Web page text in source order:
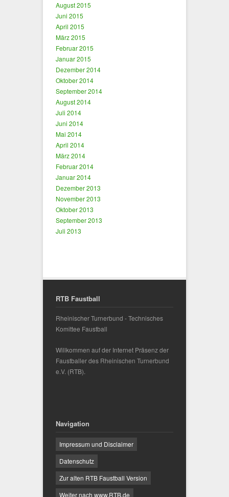
August 2015
Juni 2015
April 2015
März 2015
Februar 2015
Januar 2015
Dezember 2014
Oktober 2014
September 2014
August 2014
Juli 2014
Juni 2014
Mai 2014
April 2014
März 2014
Februar 2014
Januar 2014
Dezember 2013
November 2013
Oktober 2013
September 2013
Juli 2013
RTB Faustball
Rheinischer Turnerbund - Technisches
Komittee Faustball
Willkommen auf der Internet Präsenz der
Faustballer des Rheinischen Turnerbund
e.V. (RTB).
Navigation
Impressum und Disclaimer
Datenschutz
Zur alten RTB Faustball Version
Weiter nach www.RTB.de